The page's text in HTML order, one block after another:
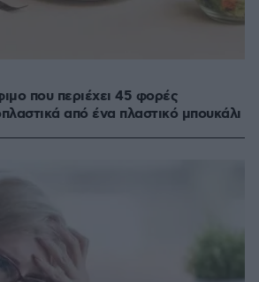
που περιέχει 45 φορές
από ένα πλαστικό μπουκάλι